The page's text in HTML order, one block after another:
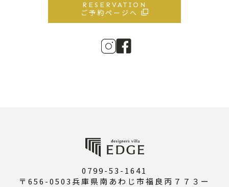
RESERVATION
ご予約ページへ
0799-53-1641
〒656-0503兵庫県南あわじ市福良丙７７３ー